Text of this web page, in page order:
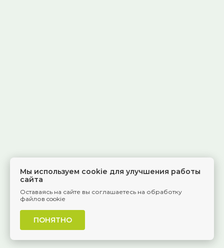
Мы используем cookie для улучшения работы
сайта
Оставаясь на сайте вы соглашаетесь на обработку
файлов cookie
ПОНЯТНО